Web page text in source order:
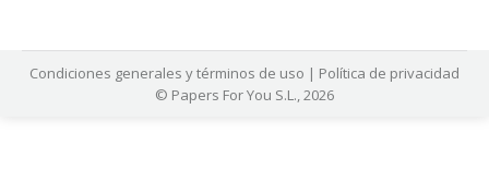
Condiciones generales y términos de uso | Política de privacidad
© Papers For You S.L., 2026